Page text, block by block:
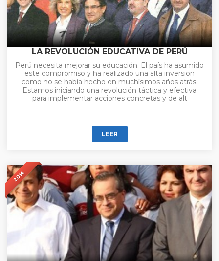
LA REVOLUCIÓN EDUCATIVA DE PERÚ
Perú necesita mejorar su educación. El país ha asumido
este compromiso y ha realizado una alta inversión
como no se había hecho en muchísimos años atrás.
Estamos iniciando una revolución táctica y efectiva
para implementar acciones concretas y de alt
LEER
2014